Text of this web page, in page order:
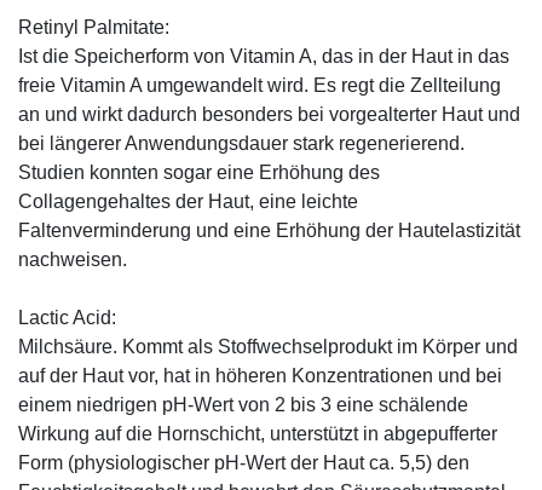
Retinyl Palmitate:
Ist die Speicherform von Vitamin A, das in der Haut in das
freie Vitamin A umgewandelt wird. Es regt die Zellteilung
an und wirkt dadurch besonders bei vorgealterter Haut und
bei längerer Anwendungsdauer stark regenerierend.
Studien konnten sogar eine Erhöhung des
Collagengehaltes der Haut, eine leichte
Faltenverminderung und eine Erhöhung der Hautelastizität
nachweisen.
Lactic Acid:
Milchsäure. Kommt als Stoffwechselprodukt im Körper und
auf der Haut vor, hat in höheren Konzentrationen und bei
einem niedrigen pH-Wert von 2 bis 3 eine schälende
Wirkung auf die Hornschicht, unterstützt in abgepufferter
Form (physiologischer pH-Wert der Haut ca. 5,5) den